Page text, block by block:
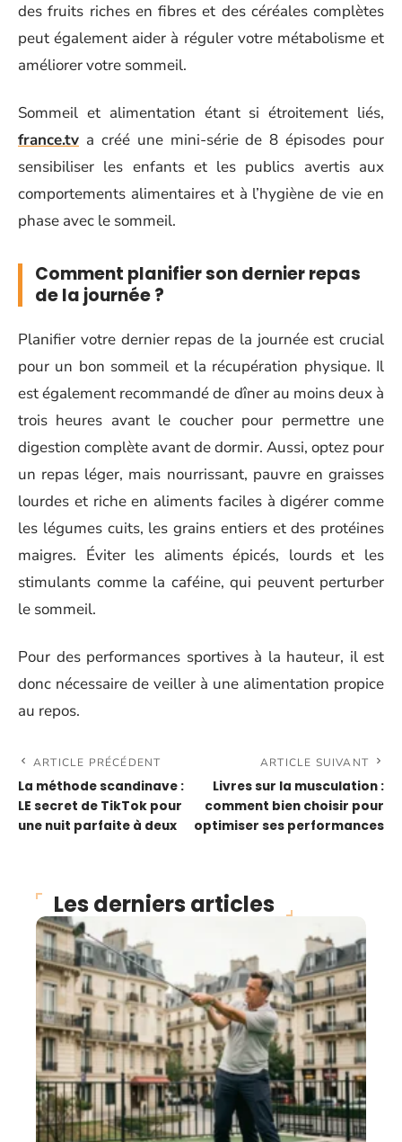
des fruits riches en fibres et des céréales complètes
peut également aider à réguler votre métabolisme et
améliorer votre sommeil.
Sommeil et alimentation étant si étroitement liés,
france.tv a créé une mini-série de 8 épisodes pour
sensibiliser les enfants et les publics avertis aux
comportements alimentaires et à l’hygiène de vie en
phase avec le sommeil.
Comment planifier son dernier repas
de la journée ?
Planifier votre dernier repas de la journée est crucial
pour un bon sommeil et la récupération physique. Il
est également recommandé de dîner au moins deux à
trois heures avant le coucher pour permettre une
digestion complète avant de dormir. Aussi, optez pour
un repas léger, mais nourrissant, pauvre en graisses
lourdes et riche en aliments faciles à digérer comme
les légumes cuits, les grains entiers et des protéines
maigres. Éviter les aliments épicés, lourds et les
stimulants comme la caféine, qui peuvent perturber
le sommeil.
Pour des performances sportives à la hauteur, il est
donc nécessaire de veiller à une alimentation propice
au repos.
ARTICLE PRÉCÉDENT
La méthode scandinave :
LE secret de TikTok pour
une nuit parfaite à deux
ARTICLE SUIVANT
Livres sur la musculation :
comment bien choisir pour
optimiser ses performances
Les derniers articles